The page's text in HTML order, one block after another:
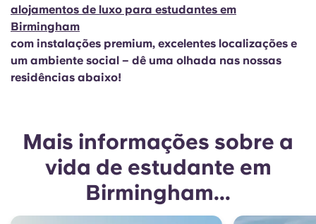
alojamentos de luxo para estudantes em
Birmingham
com instalações premium, excelentes localizações e
um ambiente social – dê uma olhada nas nossas
residências abaixo!
Mais informações sobre a
vida de estudante em
Birmingham...